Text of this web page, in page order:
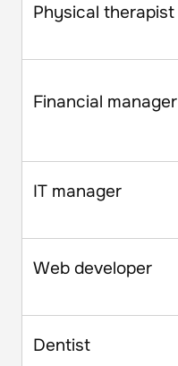
Physical therapist
Financial manager
IT manager
Web developer
Dentist